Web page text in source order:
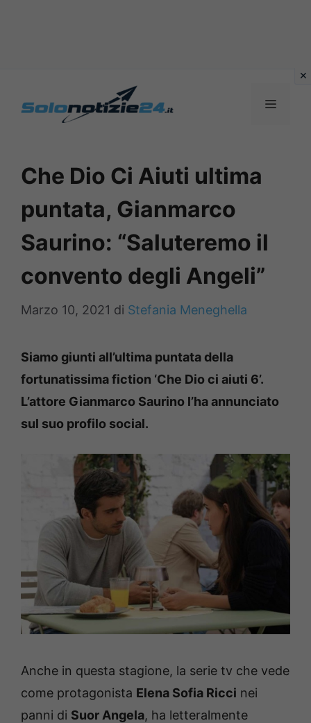
MENU
Che Dio Ci Aiuti ultima
puntata, Gianmarco
Saurino: “Saluteremo il
convento degli Angeli”
Marzo 10, 2021 di Stefania Meneghella
Siamo giunti all’ultima puntata della
fortunatissima fiction ‘Che Dio ci aiuti 6’.
L’attore Gianmarco Saurino l’ha annunciato
sul suo profilo social.
Anche in questa stagione, la serie tv che vede
come protagonista Elena Sofia Ricci nei
panni di Suor Angela, ha letteralmente